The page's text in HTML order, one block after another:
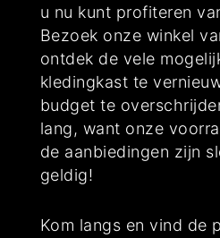
u nu kunt profiteren
Bezoek onze winkel
ontdek de vele
kledingkast te
budget te
lang, want onze
de aanbiedingen zijn
geldig!
Kom langs en vind de